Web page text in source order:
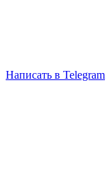
Написать в Telegram